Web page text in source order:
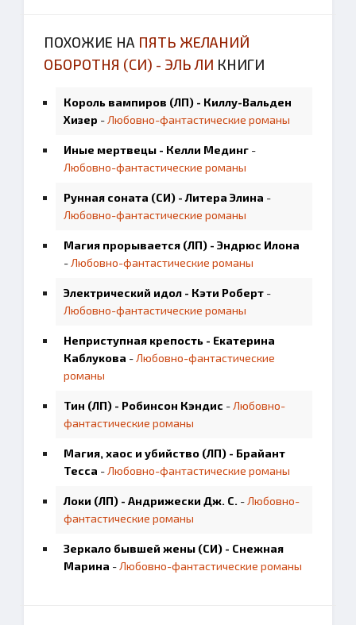
ПОХОЖИЕ НА ПЯТЬ ЖЕЛАНИЙ
ОБОРОТНЯ (СИ) - ЭЛЬ ЛИ КНИГИ
Король вампиров (ЛП) - Киллу-Вальден
Хизер -Любовно-фантастические романы
Иные мертвецы - Келли Мединг -
Любовно-фантастические романы
Рунная соната (СИ) - Литера Элина -
Любовно-фантастические романы
Магия прорывается (ЛП) - Эндрюс Илона
-Любовно-фантастические романы
Электрический идол - Кэти Роберт -
Любовно-фантастические романы
Неприступная крепость - Екатерина
Каблукова -Любовно-фантастические
романы
Тин (ЛП) - Робинсон Кэндис -Любовно-
фантастические романы
Магия, хаос и убийство (ЛП) - Брайант
Тесса -Любовно-фантастические романы
Локи (ЛП) - Андрижески Дж. С. -Любовно-
фантастические романы
Зеркало бывшей жены (СИ) - Снежная
Марина -Любовно-фантастические романы